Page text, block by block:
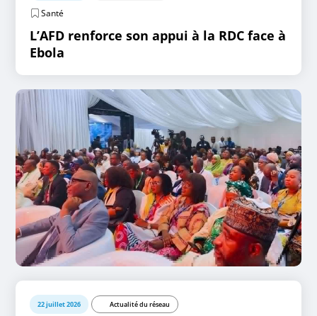
Santé
L’AFD renforce son appui à la RDC face à
Ebola
22 juillet 2026 Actualité du réseau